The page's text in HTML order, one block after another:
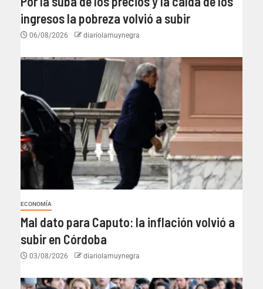
ingresos la pobreza volvió a subir
06/08/2026 diariolamuynegra
ECONOMÍA
Mal dato para Caputo: la inflación volvió a
subir en Córdoba
03/08/2026 diariolamuynegra